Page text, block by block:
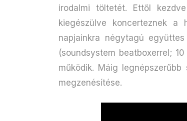
irodalmi töltetét. Ettől
kiegészülve koncerteznek a
napjainkra négytagú
(soundsystem beatboxerrel;
működik. Máig
megzenésítése.